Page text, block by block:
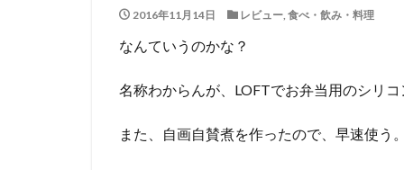
2016年11月14日 レビュー, 食べ・飲み・料理
なんていうのかな？
名称わからんが、LOFTでお弁当用のシリコ
また、自画自賛煮を作ったので、早速使う。